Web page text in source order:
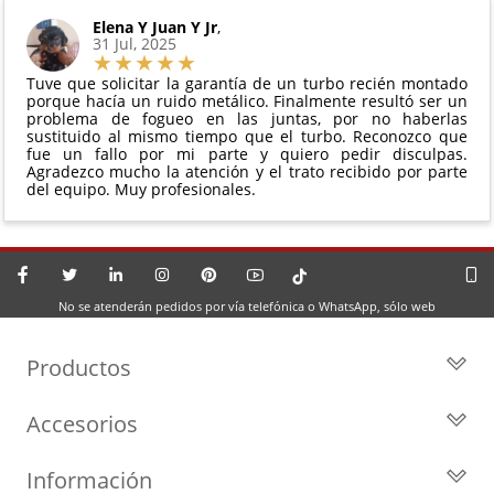
Elena Y Juan Y Jr,
31 Jul, 2025
Tuve que solicitar la garantía de un turbo recién montado
porque hacía un ruido metálico. Finalmente resultó ser un
problema de fogueo en las juntas, por no haberlas
sustituido al mismo tiempo que el turbo. Reconozco que
fue un fallo por mi parte y quiero pedir disculpas.
Agradezco mucho la atención y el trato recibido por parte
del equipo. Muy profesionales.
No se atenderán pedidos por vía telefónica o WhatsApp, sólo web
Productos
Turbos por Marca
Accesorios
Información